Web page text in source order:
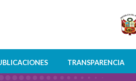
TRANSPARENCIA